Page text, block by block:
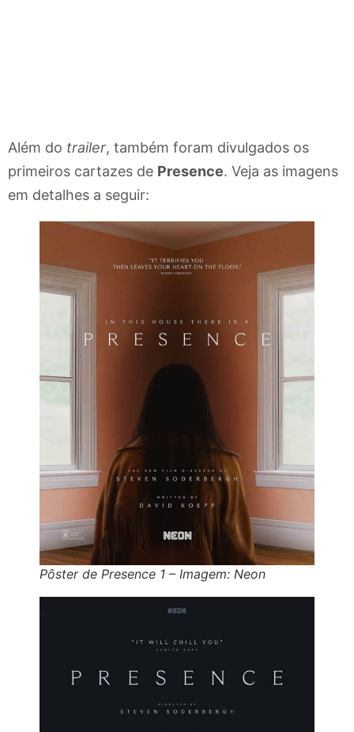
Além do trailer, também foram divulgados os
primeiros cartazes de Presence. Veja as imagens
em detalhes a seguir:
Pôster de Presence 1 – Imagem: Neon